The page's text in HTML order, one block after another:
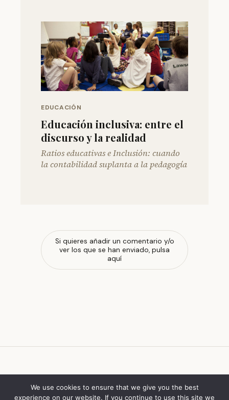
EDUCACIÓN
Educación inclusiva: entre el
discurso y la realidad
Ratios educativas e Inclusión: cuando
la contabilidad suplanta a la pedagogía
Si quieres añadir un comentario y/o
ver los que se han enviado, pulsa
aquí
escola de ferrado
We use cookies to ensure that we give you the best
experience on our website. If you continue to use this site we